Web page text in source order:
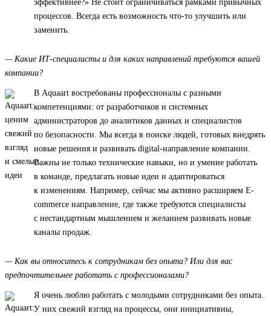
эффективнее?» Не стоит ограничиваться рамками привычных
процессов. Всегда есть возможность что-то улучшить или
заменить.
— Какие ИТ-специалисты и для каких направлений требуются вашей
компании?
В Aquaart востребованы профессионалы с разными
компетенциями: от разработчиков и системных
администраторов до аналитиков данных и специалистов
по безопасности. Мы всегда в поиске людей, готовых внедрять
новые решения и развивать digital-направление компании.
Важны не только технические навыки, но и умение работать
в команде, предлагать новые идеи и адаптироваться
к изменениям. Например, сейчас мы активно расширяем E-
commerce направление, где также требуются специалисты
с нестандартным мышлением и желанием развивать новые
каналы продаж.
— Как вы относитесь к сотрудникам без опыта? Или для вас
предпочтительнее работать с профессионалами?
Я очень люблю работать с молодыми сотрудниками без опыта.
У них свежий взгляд на процессы, они инициативны,